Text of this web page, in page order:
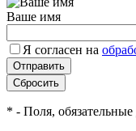
Ваше имя
Я согласен на
* - Поля,